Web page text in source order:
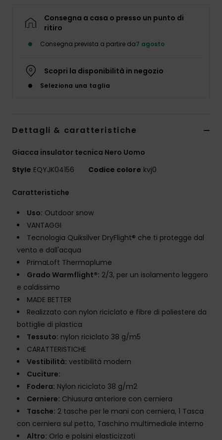
Consegna a casa o presso un punto di
ritiro
Consegna prevista a partire da7 agosto
Scopri la disponibilità in negozio
Seleziona una taglia
Dettagli & caratteristiche
Giacca insulator tecnica Nero Uomo
Style EQYJK04156 Codice colore kvj0
Caratteristiche
Uso: Outdoor snow
VANTAGGI
Tecnologia Quiksilver DryFlight® che ti protegge dal
vento e dall'acqua
PrimaLoft Thermoplume
Grado Warmflight®: 2/3, per un isolamento leggero
e caldissimo
MADE BETTER
Realizzato con nylon riciclato e fibre di poliestere da
bottiglie di plastica
Tessuto: nylon riciclato 38 g/m5
CARATTERISTICHE
Vestibilità: vestibilità modern
Cuciture:
Fodera: Nylon riciclato 38 g/m2
Cerniere: Chiusura anteriore con cerniera
Tasche: 2 tasche per le mani con cerniera, 1 Tasca
con cerniera sul petto, Taschino multimediale interno
Altro: Orlo e polsini elasticizzati